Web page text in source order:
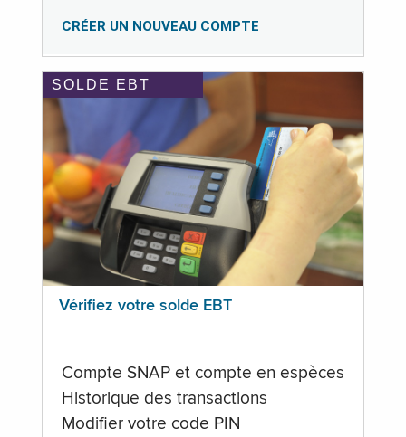
CRÉER UN NOUVEAU COMPTE
SOLDE EBT
Vérifiez votre solde EBT
Compte SNAP et compte en espèces
Historique des transactions
Modifier votre code PIN